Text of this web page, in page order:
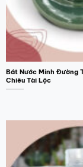
Bát Nước Minh Đường
Chiêu Tài Lộc